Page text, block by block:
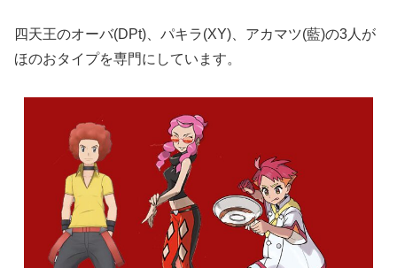
四天王のオーバ(DPt)、パキラ(XY)、アカマツ(藍)の3人が
ほのおタイプを専門にしています。